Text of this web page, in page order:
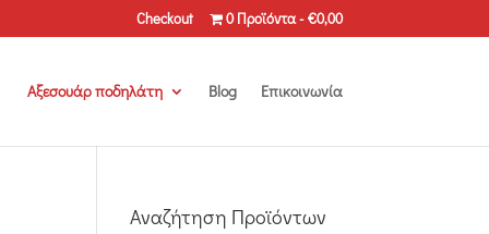
Checkout 0 Προϊόντα €0,00
Αξεσουάρ ποδηλάτη Blog Επικοινωνία
Αναζήτηση Προϊόντων